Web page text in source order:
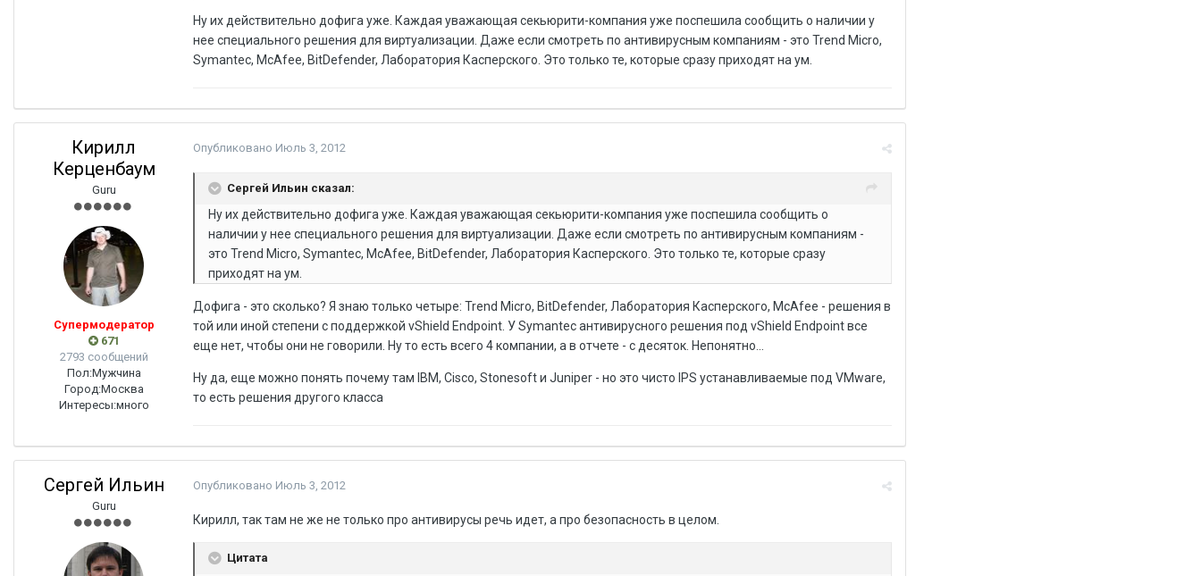
Ну их действительно дофига уже. Каждая уважающая секьюрити-компания уже поспешила сообщить о наличии у
нее специального решения для виртуализации. Даже если смотреть по антивирусным компаниям - это Trend Micro,
Symantec, McAfee, BitDefender, Лаборатория Касперского. Это только те, которые сразу приходят на ум.
Кирилл
Керценбаум
Guru
Супермодератор
671
2793 сообщений
Пол:Мужчина
Город:Москва
Интересы:много
Опубликовано Июль 3, 2012
Сергей Ильин сказал:
Ну их действительно дофига уже. Каждая уважающая секьюрити-компания уже поспешила сообщить о
наличии у нее специального решения для виртуализации. Даже если смотреть по антивирусным компаниям -
это Trend Micro, Symantec, McAfee, BitDefender, Лаборатория Касперского. Это только те, которые сразу
приходят на ум.
Дофига - это сколько? Я знаю только четыре: Trend Micro, BitDefender, Лаборатория Касперского, McAfee - решения в
той или иной степени с поддержкой vShield Endpoint. У Symantec антивирусного решения под vShield Endpoint все
еще нет, чтобы они не говорили. Ну то есть всего 4 компании, а в отчете - с десяток. Непонятно...
Ну да, еще можно понять почему там IBM, Cisco, Stonesoft и Juniper - но это чисто IPS устанавливаемые под VMware,
то есть решения другого класса
Сергей Ильин
Guru
Опубликовано Июль 3, 2012
Кирилл, так там не же не только про антивирусы речь идет, а про безопасность в целом.
Цитата